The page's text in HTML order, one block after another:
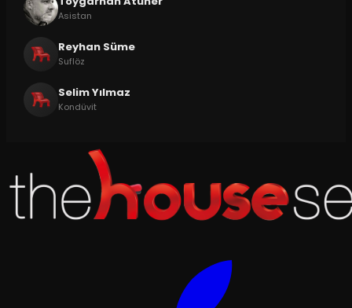
Asistan
Reyhan Süme
Suflöz
Selim Yılmaz
Kondüvit